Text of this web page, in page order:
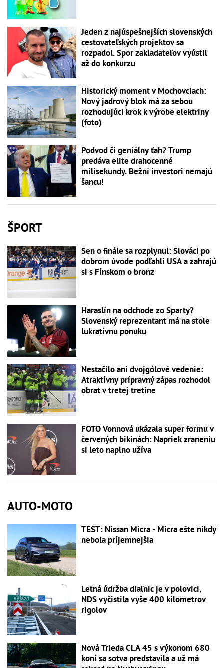
Jeden z najúspešnejších slovenských
cestovateľských projektov sa
rozpadol. Spor zakladateľov vyústil
až do konkurzu
Historický moment v Mochovciach:
Nový jadrový blok má za sebou
rozhodujúci krok k výrobe elektriny
(foto)
Podvod či geniálny ťah? Trump
predáva elite drahocenné
milisekundy. Bežní investori nemajú
šancu!
ŠPORT
Sen o finále sa rozplynul: Slováci po
dobrom úvode podľahli USA a zahrajú
si s Fínskom o bronz
Haraslín na odchode zo Sparty?
Slovenský reprezentant má na stole
lukratívnu ponuku
Nestačilo ani dvojgólové vedenie:
Atraktívny prípravný zápas rozhodol
obrat v tretej tretine
FOTO Vonnová ukázala super formu v
červených bikinách: Napriek zraneniu
si leto naplno užíva
AUTO-MOTO
TEST: Nissan Micra - Micra ešte nikdy
nebola príjemnejšia
Letná údržba diaľnic je v polovici,
NDS vyčistila vyše 400 kilometrov
rigolov
Nová Trieda CLA 45 s výkonom 680
koní sa sotva predstavila a už má